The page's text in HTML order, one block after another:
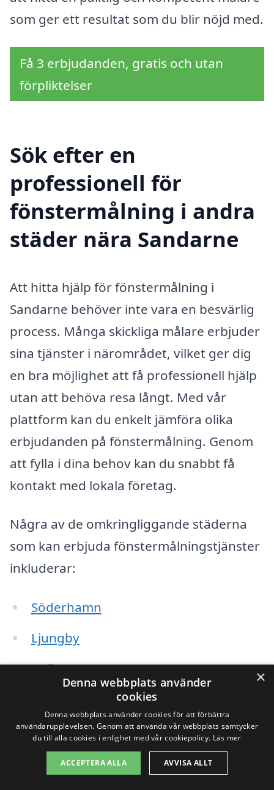
som ger ett resultat som du blir nöjd med.
Få 3 erbjudanden, gratis och utan
förpliktelser
Sök efter en
professionell för
fönstermålning i andra
städer nära Sandarne
Att hitta hjälp för fönstermålning i
Sandarne behöver inte vara en besvärlig
process. Många skickliga målare erbjuder
sina tjänster i närområdet, vilket ger dig
en bra möjlighet att få professionell hjälp
utan att behöva resa långt. Med vår
plattform kan du enkelt jämföra olika
erbjudanden på fönstermålning. Genom
att fylla i dina behov kan du snabbt få
kontakt med lokala företag.
Några av de omkringliggande städerna
som kan erbjuda fönstermålningstjänster
inkluderar:
Söderhamn
Ljungby
Bollnäs
Gävle
Färila
×
Denna webbplats använder
cookies
Denna webbplats använder cookies för att förbättra
användarupplevelsen. Genom att använda vår webbplats samtycker
du till alla cookies i enlighet med vår cookiepolicy. Läs mer
ACCEPTERA ALLA AVVISA ALLT